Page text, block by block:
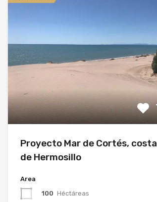
Proyecto Mar de Cortés, costa
de Hermosillo
Area
100 Héctáreas